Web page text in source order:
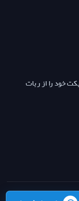
خود را از ربات
وجه·حریم